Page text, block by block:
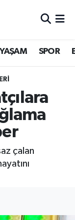
YAŞAM SPOR
çalan